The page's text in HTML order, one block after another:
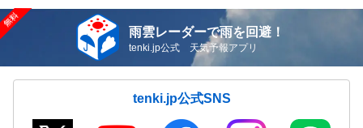
雨雲レーダーで雨を回避！
tenki.jp公式 天気予報アプリ
tenki.jp公式SNS